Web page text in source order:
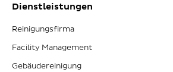
Dienstleistungen
Reinigungsfirma
Facility Management
Gebäudereinigung